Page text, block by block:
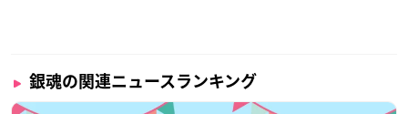
銀魂の関連ニュースランキング